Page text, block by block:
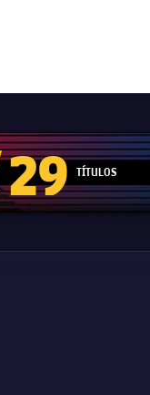
Trofeo de La Liga
29 TÍTULOS